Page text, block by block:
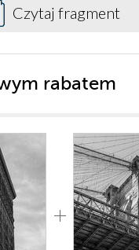
Czytaj fragment
rabatem